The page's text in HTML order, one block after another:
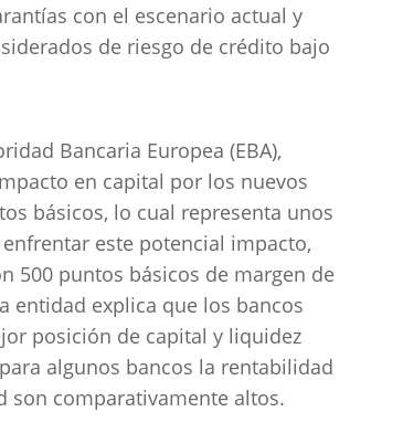
con el escenario actual y
de riesgo de crédito bajo
Bancaria Europea (EBA),
en capital por los nuevos
básicos, lo cual representa unos
este potencial impacto,
500 puntos básicos de margen de
entidad explica que los bancos
posición de capital y liquidez
algunos bancos la rentabilidad
son comparativamente altos.